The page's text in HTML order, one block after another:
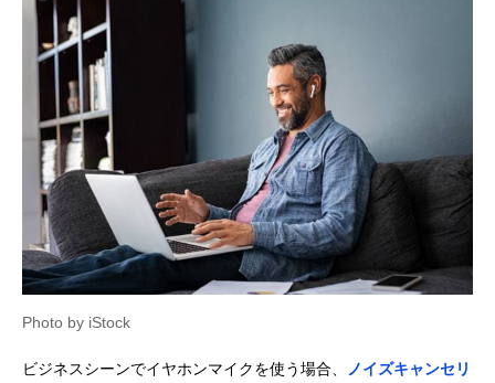
Photo by iStock
ビジネスシーンでイヤホンマイクを使う場合、
ノイズキャンセリ